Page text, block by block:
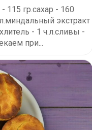
гр.сахар - 160
экстракт
- 1 ч.л.сливы -
при...